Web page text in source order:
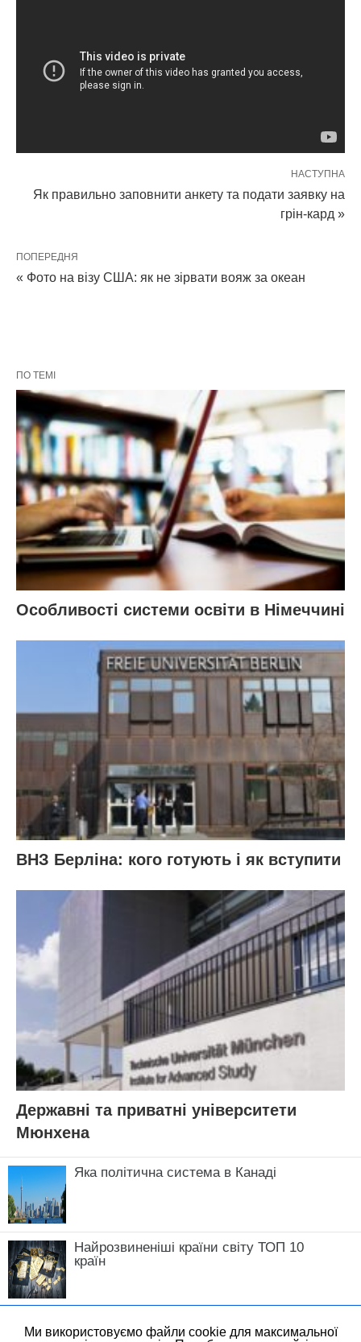
НАСТУПНА
Як правильно заповнити анкету та подати заявку на
грін-кард »
ПОПЕРЕДНЯ
« Фото на візу США: як не зірвати вояж за океан
ПО ТЕМІ
Особливості системи освіти в Німеччині
ВНЗ Берліна: кого готують і як вступити
Державні та приватні університети
Мюнхена
Яка політична система в Канаді
Найрозвиненіші країни світу ТОП 10
країн
Ми використовуємо файли cookie для максимальної